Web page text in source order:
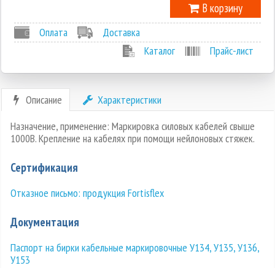
В корзину
Оплата
Доставка
Каталог
Прайс-лист
Описание
Характеристики
Назначение, применение: Маркировка силовых кабелей свыше
1000В. Крепление на кабелях при помощи нейлоновых стяжек.
Сертификация
Отказное письмо: продукция Fortisflex
Документация
Паспорт на бирки кабельные маркировочные У134, У135, У136,
У153